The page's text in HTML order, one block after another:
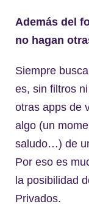
Además del
no hagan
Siempre
es, sin filtros
otras apps de
algo (un
saludo…) de
Por eso es
la posibilidad
Privados.